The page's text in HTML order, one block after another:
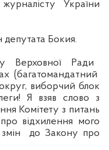
України
Бокия.
Верховної Ради
(багатомандатний
виборчий блок
Я взяв слово з
Комітету з питань
відхилення мого
змін до Закону про